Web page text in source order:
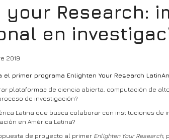
your Research:
en
2019
primer programa Enlighten Your Research
plataformas de ciencia abierta, computación de
de investigación?
Latina que busca colaborar con instituciones
en América Latina?
de proyecto al primer Enlighten Your Research,